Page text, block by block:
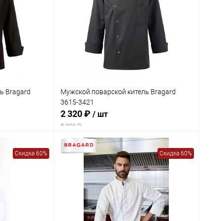
Bragard
Мужской поварской китель Bragard
3615-3421
2 320 ₽ / шт
5 800 ₽
Скидка 60% Скидка 60%